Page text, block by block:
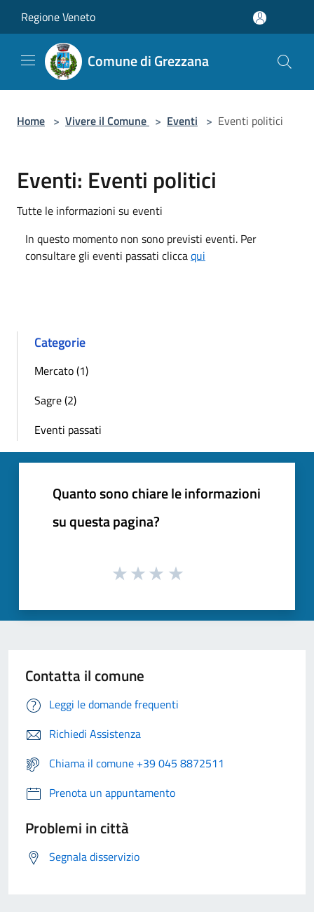
Regione Veneto
Comune di Grezzana
Home > Vivere il Comune > Eventi > Eventi politici
Eventi: Eventi politici
Tutte le informazioni su eventi
In questo momento non sono previsti eventi. Per
consultare gli eventi passati cliccaqui
Categorie
Mercato (1)
Sagre (2)
Eventi passati
Quanto sono chiare le informazioni
su questa pagina?
Contatta il comune
Leggi le domande frequenti
Richiedi Assistenza
Chiama il comune +39 045 8872511
Prenota un appuntamento
Problemi in città
Segnala disservizio